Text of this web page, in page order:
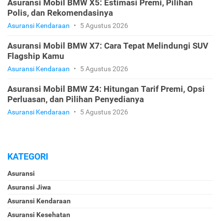
Asuransi Mobil BMW X5: Estimasi Premi, Pilihan
Polis, dan Rekomendasinya
Asuransi Kendaraan • 5 Agustus 2026
Asuransi Mobil BMW X7: Cara Tepat Melindungi SUV
Flagship Kamu
Asuransi Kendaraan • 5 Agustus 2026
Asuransi Mobil BMW Z4: Hitungan Tarif Premi, Opsi
Perluasan, dan Pilihan Penyedianya
Asuransi Kendaraan • 5 Agustus 2026
KATEGORI
Asuransi
Asuransi Jiwa
Asuransi Kendaraan
Asuransi Kesehatan